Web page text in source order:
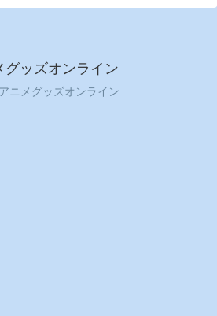
グッズオンライン
ニメグッズオンライン.